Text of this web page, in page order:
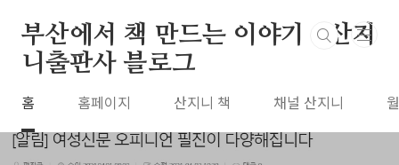
부산에서 책 만드는 이야기 : 산지
니출판사 블로그
홈 홈페이지 산지니 책 채널 산지니